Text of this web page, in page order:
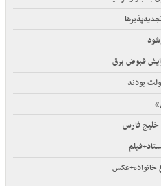
قبوض برق
بودند
خلیج فارس